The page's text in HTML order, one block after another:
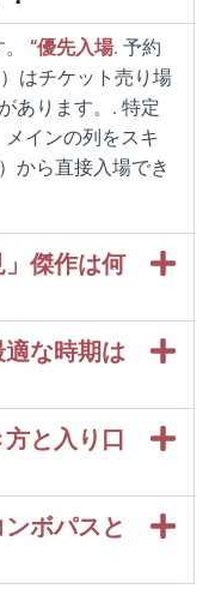
“優先入場. 予約
はチケット売り場
あります。. 特定
インの列をスキ
から直接入場でき
傑作は何
な時期は
と入り口
ボパスと